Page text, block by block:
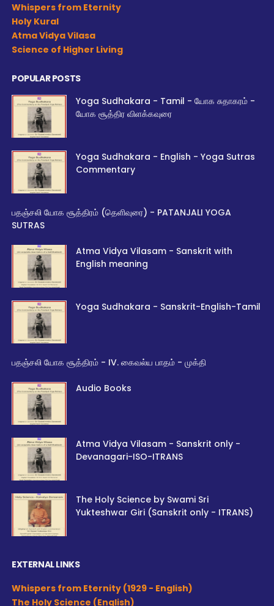
Whispers from Eternity
Holy Kural
Atma Vidya Vilasa
Science of Higher Living
POPULAR POSTS
Yoga Sudhakara - Tamil - யோக சுதாகரம் -
யோக சூத்திர விளக்கவுரை
Yoga Sudhakara - English - Yoga Sutras
Commentary
பதஞ்சலி யோக சூத்திரம் (தெளிவுரை) - PATANJALI YOGA
SUTRAS
Atma Vidya Vilasam - Sanskrit with
English meaning
Yoga Sudhakara - Sanskrit-English-Tamil
பதஞ்சலி யோக சூத்திரம் - IV. கைவல்ய பாதம் - முக்தி
Audio Books
Atma Vidya Vilasam - Sanskrit only -
Devanagari-ISO-ITRANS
The Holy Science by Swami Sri
Yukteshwar Giri (Sanskrit only - ITRANS)
EXTERNAL LINKS
Whispers from Eternity (1929 - English)
The Holy Science (English)